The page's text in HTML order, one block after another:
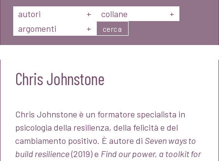
autori
+ collane
+
argomenti
+ cerca
Chris Johnstone
Chris Johnstone è un formatore specialista in
psicologia della resilienza, della felicità e del
cambiamento positivo. È autore di Seven ways to
build resilience(2019) e Find our power, a toolkit for